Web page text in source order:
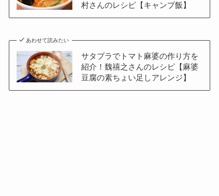
村さんのレシピ【キャンプ飯】
あわせて読みたい
サタプラでトマト麻婆の作り方を
紹介！魏禧之さんのレシピ【麻婆
豆腐の素ちょい足しアレンジ】